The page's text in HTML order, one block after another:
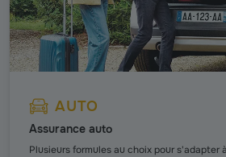
AUTO
Assurance auto
Plusieurs formules au choix pour s'adapter